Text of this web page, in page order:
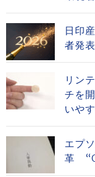
日印
者発
リン
チを
いや
エプ
革